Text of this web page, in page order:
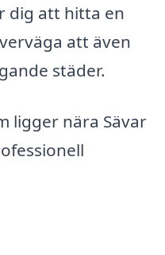
dig att hitta en
att även
städer.
ligger nära Sävar